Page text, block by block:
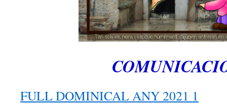
FULL DOMINICAL ANY 2021 1